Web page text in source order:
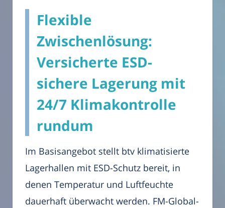
Flexible
Zwischenlösung:
Versicherte ESD-
sichere Lagerung mit
24/7 Klimakontrolle
rundum
Im Basisangebot stellt btv klimatisierte
Lagerhallen mit ESD-Schutz bereit, in
denen Temperatur und Luftfeuchte
dauerhaft überwacht werden. FM-Global-